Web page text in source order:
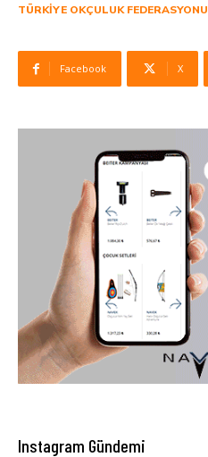
TÜRKIYE OKÇULUK FEDERASYONU
Facebook X
Instagram Gündemi